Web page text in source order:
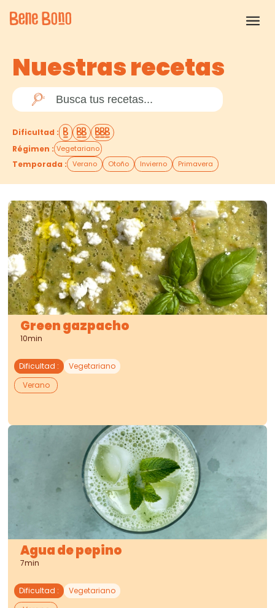
Nuestras recetas
Dificultad :
Régimen : Vegetariano
Temporada : Verano Otoño Invierno Primavera
Green gazpacho
10min
Dificultad :
Vegetariano
Verano
Agua de pepino
7min
Dificultad :
Vegetariano